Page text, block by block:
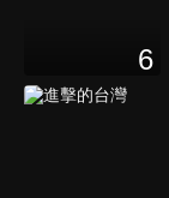
6